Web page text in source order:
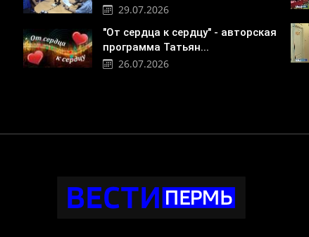
29.07.2026
"От сердца к сердцу" - авторская
программа Татьян...
26.07.2026